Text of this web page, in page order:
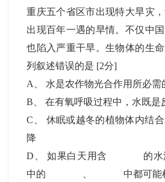
重庆五个省区市出现特大旱灾
出现百年一遇的旱情。不仅中
也陷入严重干旱。生物体的生
列叙述错误的是 [2分]
A
水是农作物光合作用所必需
B 、在有氧呼吸过程中，水既是
C
休眠或越冬的植物体内结
降
D 、如果白天用含
的水
中的
中都可